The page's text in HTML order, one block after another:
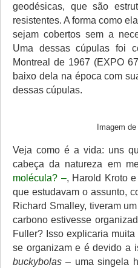
geodésicas, que são
resistentes. A forma como
sejam cobertos sem a
Uma dessas cúpulas foi
Montreal de 1967 (EXPO
baixo dela na época com
dessas cúpulas.
Imagem
Veja como é a vida: uns
cabeça da natureza em
molécula? –, Harold Kroto
que estudavam o assunto,
Richard Smalley, tiveram
carbono estivesse
Fuller? Isso explicaria
se organizam e é devido a
buckybolas – uma singela